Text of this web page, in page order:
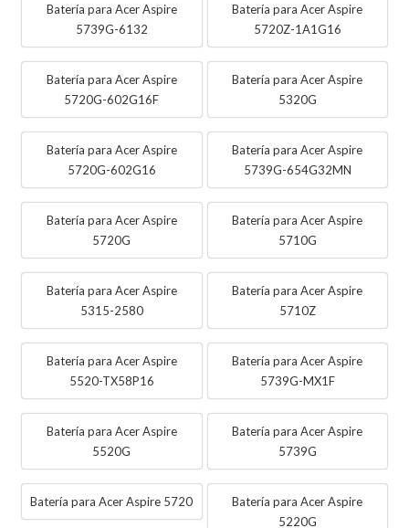
Batería para Acer Aspire
5739G-6132
Batería para Acer Aspire
5720Z-1A1G16
Batería para Acer Aspire
5720G-602G16F
Batería para Acer Aspire
5320G
Batería para Acer Aspire
5720G-602G16
Batería para Acer Aspire
5739G-654G32MN
Batería para Acer Aspire
5720G
Batería para Acer Aspire
5710G
Batería para Acer Aspire
5315-2580
Batería para Acer Aspire
5710Z
Batería para Acer Aspire
5520-TX58P16
Batería para Acer Aspire
5739G-MX1F
Batería para Acer Aspire
5520G
Batería para Acer Aspire
5739G
Batería para Acer Aspire 5720
Batería para Acer Aspire
5220G